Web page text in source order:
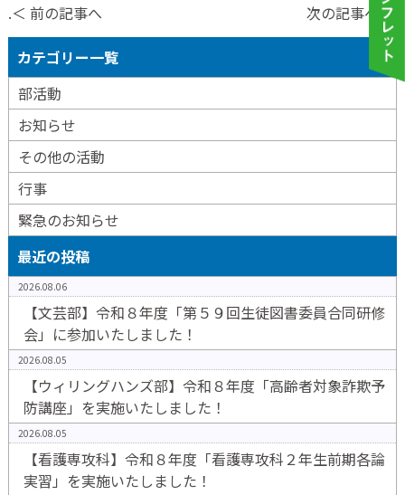
.＜ 前の記事へ 次の記事へ ＞
カテゴリー一覧
部活動
お知らせ
その他の活動
行事
緊急のお知らせ
最近の投稿
2026.08.06
【文芸部】令和８年度「第５９回生徒図書委員合同研修
会」に参加いたしました！
2026.08.05
【ウィリングハンズ部】令和８年度「高齢者対象詐欺予
防講座」を実施いたしました！
2026.08.05
【看護専攻科】令和８年度「看護専攻科２年生前期各論
実習」を実施いたしました！